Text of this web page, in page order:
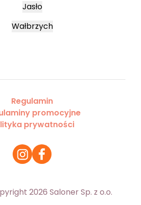
Jasło
Wałbrzych
Regulamin
promocyjne
prywatności
2026 Saloner Sp. z o.o.